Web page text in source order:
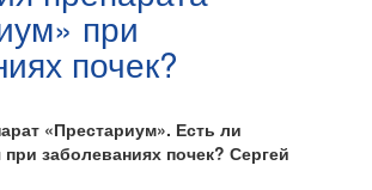
при
почек?
«Престариум». Есть ли
заболеваниях почек? Сергей